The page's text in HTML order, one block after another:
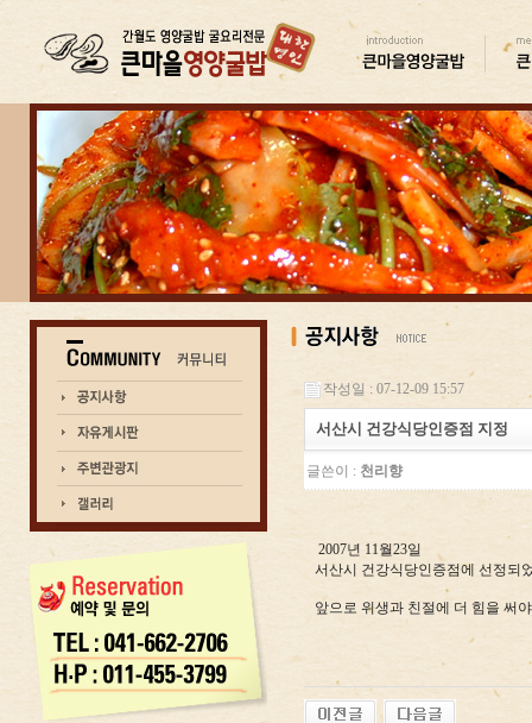
작성일 : 07-12-09 15:57
서산시 건강식당인증점 지정
글쓴이 : 천리향
2007년 11월23일
서산시 건강식당인증점에 선정되
앞으로 위생과 친절에 더 힘을 써